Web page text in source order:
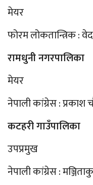
मेयर
फोरम लोकतान्त्रिक :
रामधुनी नगरपालिका
मेयर
नेपाली कांग्रेस :
कटहरी गाउँपालिका
उपप्रमुख
नेपाली कांग्रेस :